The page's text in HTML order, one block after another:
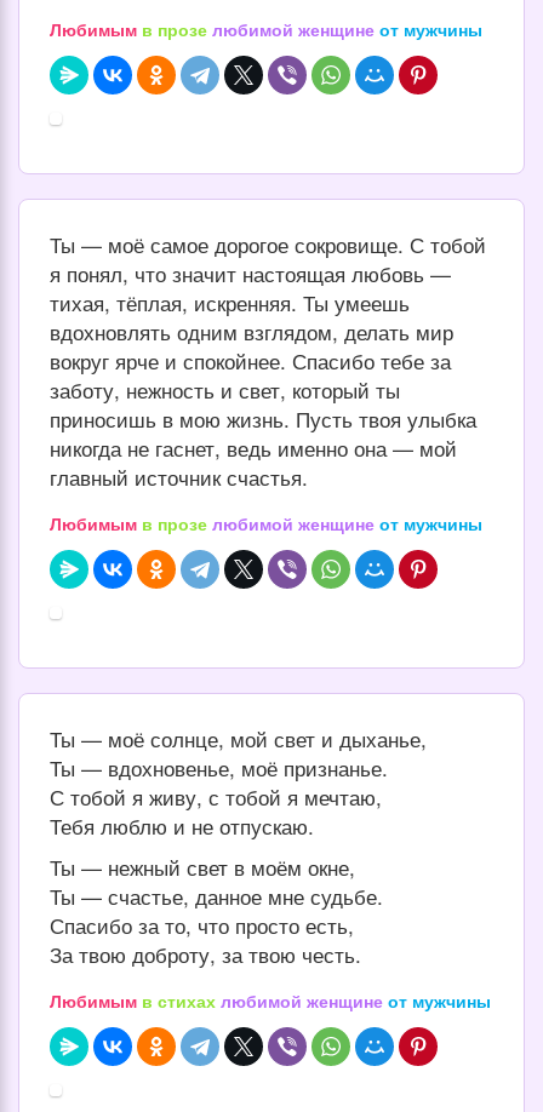
Любимым в прозе любимой женщине от мужчины
Ты — моё самое дорогое сокровище. С тобой
я понял, что значит настоящая любовь —
тихая, тёплая, искренняя. Ты умеешь
вдохновлять одним взглядом, делать мир
вокруг ярче и спокойнее. Спасибо тебе за
заботу, нежность и свет, который ты
приносишь в мою жизнь. Пусть твоя улыбка
никогда не гаснет, ведь именно она — мой
главный источник счастья.
Любимым в прозе любимой женщине от мужчины
Ты — моё солнце, мой свет и дыханье,
Ты — вдохновенье, моё признанье.
С тобой я живу, с тобой я мечтаю,
Тебя люблю и не отпускаю.
Ты — нежный свет в моём окне,
Ты — счастье, данное мне судьбе.
Спасибо за то, что просто есть,
За твою доброту, за твою честь.
Любимым в стихах любимой женщине от мужчины